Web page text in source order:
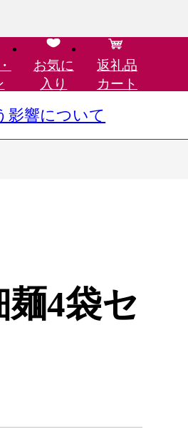
お気に
入り
返礼品
カート
影響について
4袋セ